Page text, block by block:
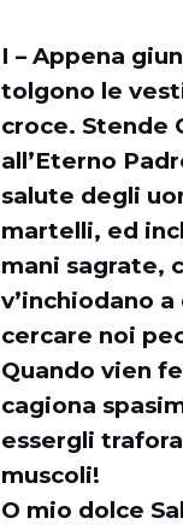
I – Appena
tolgono le
croce. Stende
all’Eterno
salute degli
martelli, ed
mani sagrate,
v’inchiodano
cercare noi
Quando vien
cagiona
essergli
muscoli!
O mio dolce